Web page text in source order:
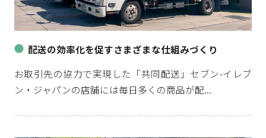
配送の効率化を促すさまざまな仕組みづくり
お取引先の協力で実現した「共同配送」セブン-イレブ
ン・ジャパンの店舗には毎日多くの商品が配...